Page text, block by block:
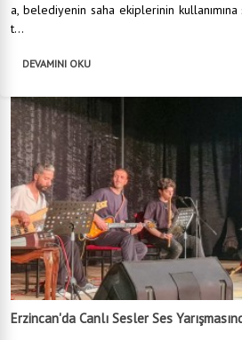
a, belediyenin saha ekiplerinin
t...
DEVAMINI OKU
Erzincan'da Canlı Sesler Ses